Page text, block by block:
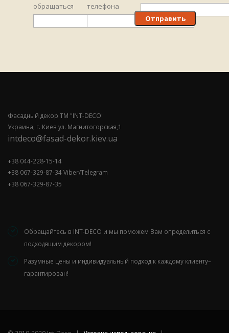
обращаться
телефона
Фасадный декор ТМ "INT-DECO"
Украина, г. Киев ул. Магнитогорская,1
intdeco@fasad-dekor.kiev.ua
+38 044-228-15-14
+38 067-329-87-34 Viber/Telegram
+38 067-329-87-35
Обращайтесь в INT-DECO и мы поможем Вам определиться с
подходящим декором!
Разумные цены и индивидуальный подход к каждому клиенту–
гарантирован!